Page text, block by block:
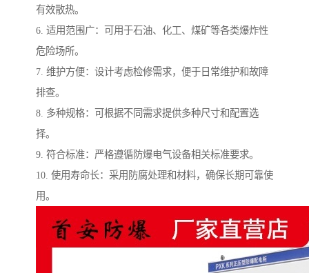
有效散热。
6. 适用范围广：可用于石油、化工、煤矿等各类爆炸性
危险场所。
7. 维护方便：设计考虑检修需求，便于日常维护和故障
排查。
8. 多种规格：可根据不同需求提供多种尺寸和配置选
择。
9. 符合标准：严格遵循防爆电气设备相关标准要求。
10. 使用寿命长：采用防腐处理和材料，确保长期可靠使
用。